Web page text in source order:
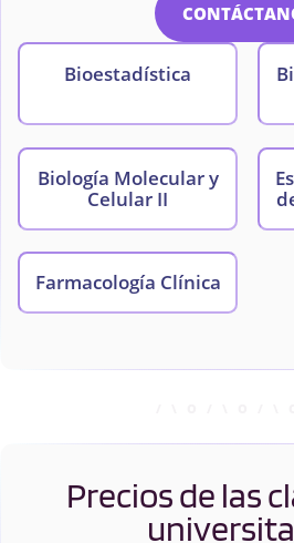
Bioestadística
Biología Molecular y
Celular II
Farmacología Clínica
Precios de las